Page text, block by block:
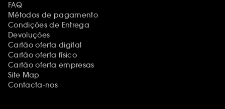
FAQ
Métodos de pagamento
Condições de Entrega
Devoluções
Cartão oferta digital
Cartão oferta físico
Cartão oferta empresas
Site Map
Contacta-nos